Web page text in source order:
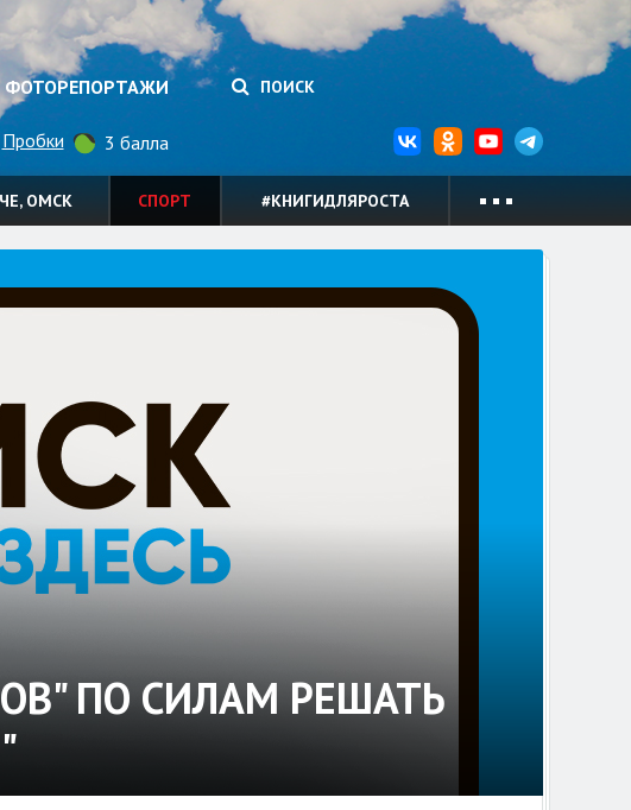
ФОТОРЕПОРТАЖИ ПОИСК
Пробки 3 балла
ОМСК СПОРТ #КНИГИДЛЯРОСТА
ПО СИЛАМ РЕШАТЬ